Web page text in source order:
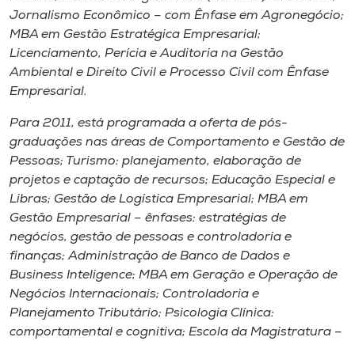
Jornalismo Econômico – com Ênfase em Agronegócio;
MBA em Gestão Estratégica Empresarial;
Licenciamento, Perícia e Auditoria na Gestão
Ambiental e Direito Civil e Processo Civil com Ênfase
Empresarial.
Para 2011, está programada a oferta de pós-
graduações nas áreas de Comportamento e Gestão de
Pessoas; Turismo: planejamento, elaboração de
projetos e captação de recursos; Educação Especial e
Libras; Gestão de Logística Empresarial; MBA em
Gestão Empresarial – ênfases: estratégias de
negócios, gestão de pessoas e controladoria e
finanças; Administração de Banco de Dados e
Business Inteligence; MBA em Geração e Operação de
Negócios Internacionais; Controladoria e
Planejamento Tributário; Psicologia Clínica:
comportamental e cognitiva; Escola da Magistratura –